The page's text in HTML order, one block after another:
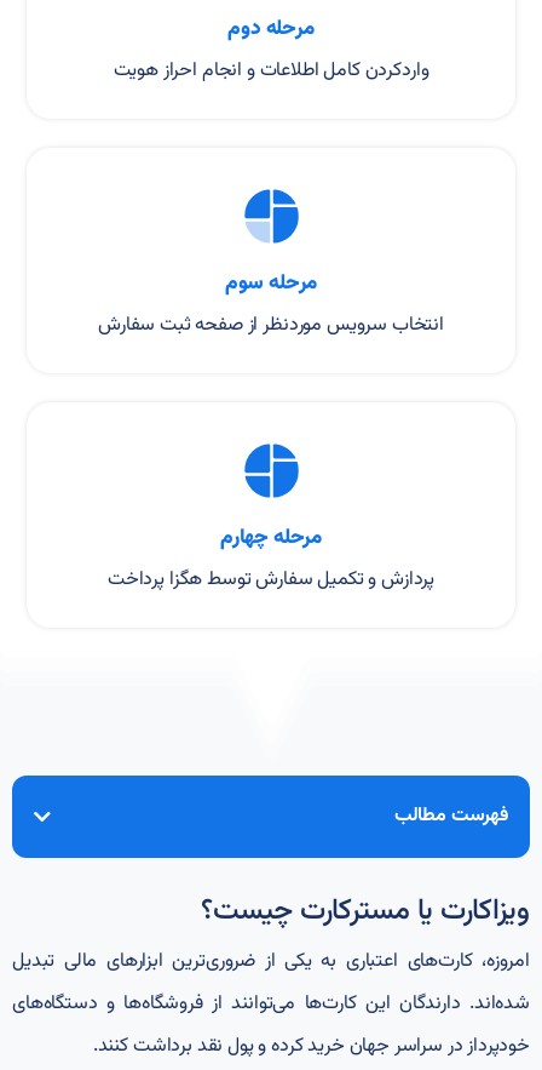
مرحله دوم
واردکردن کامل اطلاعات و انجام احراز هویت
مرحله سوم
انتخاب سرویس موردنظر از صفحه ثبت سفارش
مرحله چهارم
پردازش و تکمیل سفارش توسط هگزا پرداخت
فهرست مطالب
ویزاکارت یا مسترکارت چیست؟
امروزه، کارت‌های اعتباری به یکی از ضروری‌ترین ابزار‌های مالی تبدیل
شده‌اند. دارندگان این کارت‌ها می‌توانند از فروشگاه‌ها و دستگاه‌های
خودپرداز در سراسر جهان خرید کرده و پول نقد برداشت کنند.